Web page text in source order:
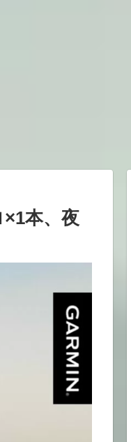
本、夜